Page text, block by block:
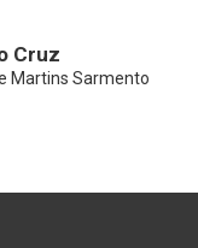
Cruz
Martins Sarmento